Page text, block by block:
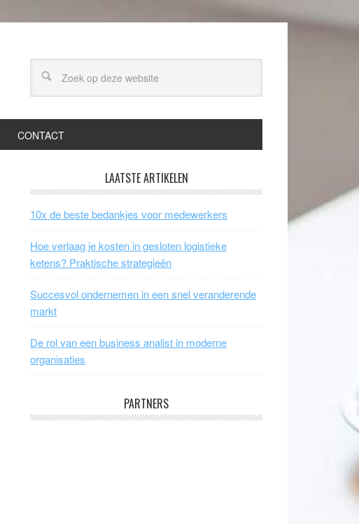
CONTACT
LAATSTE ARTIKELEN
10x de beste bedankjes voor medewerkers
Hoe verlaag je kosten in gesloten logistieke
ketens? Praktische strategieën
Succesvol ondernemen in een snel veranderende
markt
De rol van een business analist in moderne
organisaties
PARTNERS